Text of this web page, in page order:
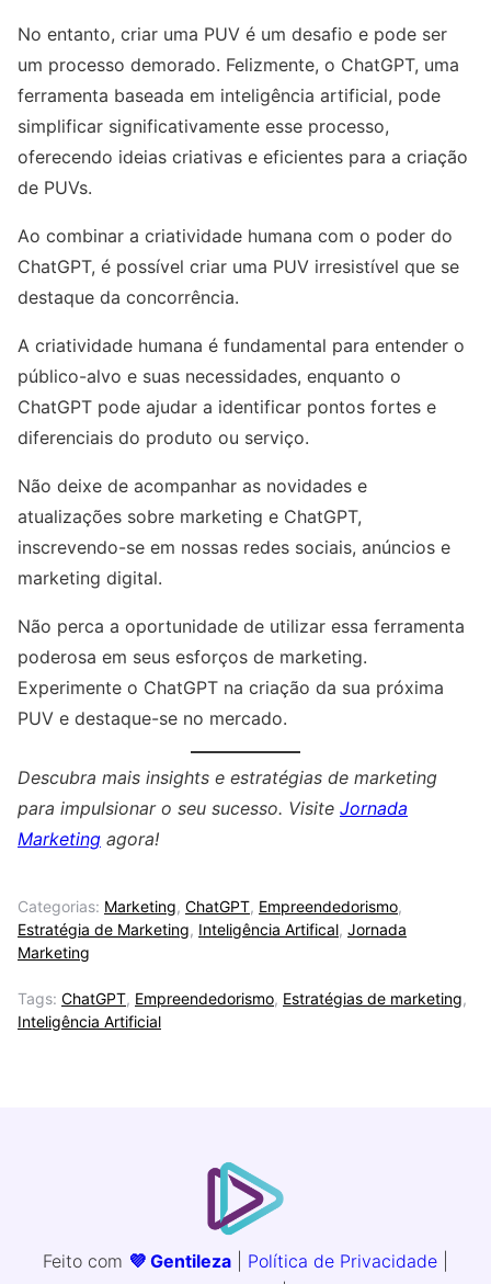
No entanto, criar uma PUV é um desafio e pode ser
um processo demorado. Felizmente, o ChatGPT, uma
ferramenta baseada em inteligência artificial, pode
simplificar significativamente esse processo,
oferecendo ideias criativas e eficientes para a criação
de PUVs.
Ao combinar a criatividade humana com o poder do
ChatGPT, é possível criar uma PUV irresistível que se
destaque da concorrência.
A criatividade humana é fundamental para entender o
público-alvo e suas necessidades, enquanto o
ChatGPT pode ajudar a identificar pontos fortes e
diferenciais do produto ou serviço.
Não deixe de acompanhar as novidades e
atualizações sobre marketing e ChatGPT,
inscrevendo-se em nossas redes sociais, anúncios e
marketing digital.
Não perca a oportunidade de utilizar essa ferramenta
poderosa em seus esforços de marketing.
Experimente o ChatGPT na criação da sua próxima
PUV e destaque-se no mercado.
Descubra mais insights e estratégias de marketing
para impulsionar o seu sucesso. Visite Jornada
Marketing agora!
Categorias: Marketing, ChatGPT, Empreendedorismo,
Estratégia de Marketing, Inteligência Artifical, Jornada
Marketing
Tags: ChatGPT, Empreendedorismo, Estratégias de marketing,
Inteligência Artificial
Feito com 💜 Gentileza Política de Privacidade